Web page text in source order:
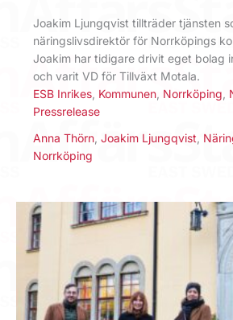
Joakim Ljungqvist tillträder tjänsten
näringslivsdirektör för Norrköpings
Joakim har tidigare drivit eget bolag
och varit VD för Tillväxt Motala.
ESB Inrikes Kommunen Norrköping
Pressrelease
Anna Thörn Joakim Ljungqvist
Norrköping